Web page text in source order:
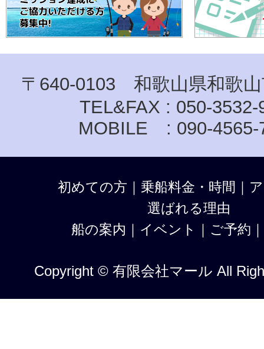
〒640-0103 和歌山県和歌山
TEL&FAX : 050-3532-
MOBILE : 090-4565-
初めての方 ｜ 乗船料金・時間 ｜
選ばれる理由
船の案内 ｜ イベント ｜ ご予約 ｜
Copyright © 有限会社マール All